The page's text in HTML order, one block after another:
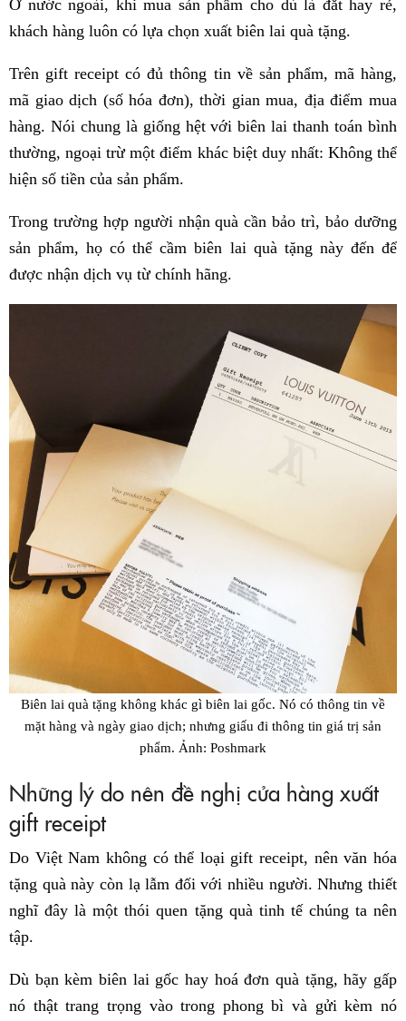
Ở nước ngoài, khi mua sản phẩm cho dù là đắt hay rẻ,
khách hàng luôn có lựa chọn xuất biên lai quà tặng.
Trên gift receipt có đủ thông tin về sản phẩm, mã hàng,
mã giao dịch (số hóa đơn), thời gian mua, địa điểm mua
hàng. Nói chung là giống hệt với biên lai thanh toán bình
thường, ngoại trừ một điểm khác biệt duy nhất: Không thể
hiện số tiền của sản phẩm.
Trong trường hợp người nhận quà cần bảo trì, bảo dưỡng
sản phẩm, họ có thể cầm biên lai quà tặng này đến để
được nhận dịch vụ từ chính hãng.
Biên lai quà tặng không khác gì biên lai gốc. Nó có thông tin về
mặt hàng và ngày giao dịch; nhưng giấu đi thông tin giá trị sản
phẩm. Ảnh: Poshmark
Những lý do nên đề nghị cửa hàng xuất
gift receipt
Do Việt Nam không có thể loại gift receipt, nên văn hóa
tặng quà này còn lạ lẫm đối với nhiều người. Nhưng thiết
nghĩ đây là một thói quen tặng quà tinh tế chúng ta nên
tập.
Dù bạn kèm biên lai gốc hay hoá đơn quà tặng, hãy gấp
nó thật trang trọng vào trong phong bì và gửi kèm nó